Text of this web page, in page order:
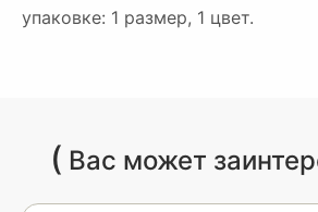
упаковке: 1 размер, 1 цвет.
( Вас может